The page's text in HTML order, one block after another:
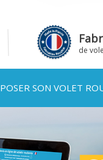
de
POSER SON VOLET